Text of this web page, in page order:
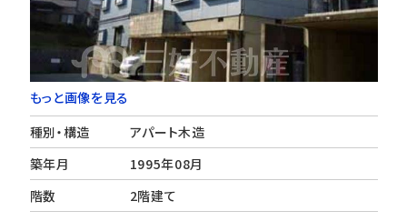
もっと画像を見る
種別・構造
アパート木造
築年月
1995年08月
階数
2階建て